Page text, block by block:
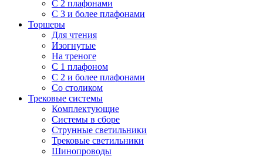
С 2 плафонами
С 3 и более плафонами
Торшеры
Для чтения
Изогнутые
На треноге
С 1 плафоном
С 2 и более плафонами
Со столиком
Трековые системы
Комплектующие
Системы в сборе
Струнные светильники
Трековые светильники
Шинопроводы